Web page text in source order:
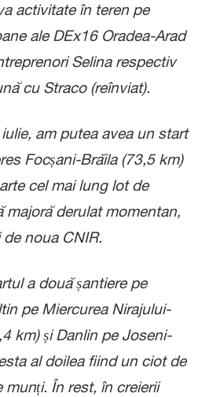
activitate în teren pe
ale DEx16 Oradea-Arad
Selina respectiv
cu Straco (reînviat).
am putea avea un start
Focșani-Brăila (73,5 km)
cel mai lung lot de
majoră derulat momentan,
noua CNIR.
a două șantiere pe
pe Miercurea Nirajului-
km) și Danlin pe Joseni-
al doilea fiind un ciot de
În rest, în creierii